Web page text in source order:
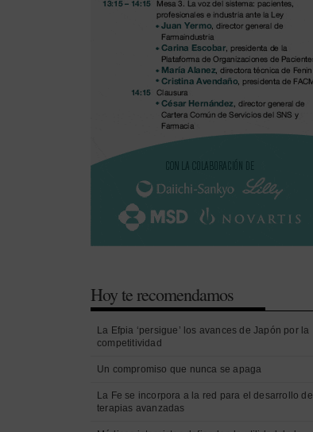
Hoy te recomendamos
La Efpia ‘persigue’ los avances de Japón por la
competitividad
Un compromiso que nunca se apaga
La Fe se incorpora a la red para el desarrollo de
terapias avanzadas